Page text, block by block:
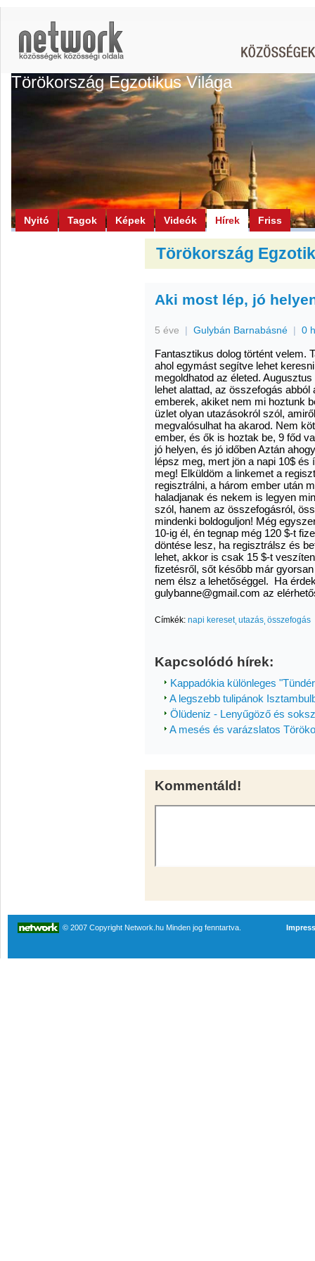
Törökország Egzotikus Világa
Nyitó Tagok Képek Videók Hírek Friss
Törökország
Aki most lép, jó
5 éve | Gulybán Barnabásné | 0
Fantasztikus dolog történt velem.
ahol egymást segítve lehet
megoldhatod az életed.
lehet alattad, az összefogás
emberek, akiket nem mi hoztunk
üzlet olyan utazásokról szól,
megvalósulhat ha akarod. Nem
ember, és ők is hoztak be, 9 főd
jó helyen, és jó időben Aztán
lépsz meg, mert jön a napi 10$
meg! Elküldöm a linkemet a
regisztrálni, a három ember után
haladjanak és nekem is legyen
szól, hanem az összefogásról,
mindenki boldoguljon! Még
10-ig él, én tegnap még 120 $-t
döntése lesz, ha regisztrálsz és
lehet, akkor is csak 15 $-t
fizetésről, sőt később már
nem élsz a lehetőséggel. Ha
gulybanne@gmail.com az
Címkék: napi kereset utazás összefogás
Kapcsolódó hírek:
Kappadókia különleges
A legszebb tulipánok
Ölüdeniz - Lenyűgöző és
A mesés és varázslatos
Kommentáld!
© 2007 Copyright Network.hu Minden jog fenntartva.